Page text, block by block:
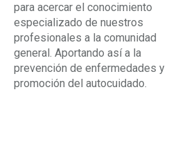
para acercar el conocimiento
especializado de nuestros
profesionales a la comunidad
general. Aportando así a la
prevención de enfermedades y
promoción del autocuidado.